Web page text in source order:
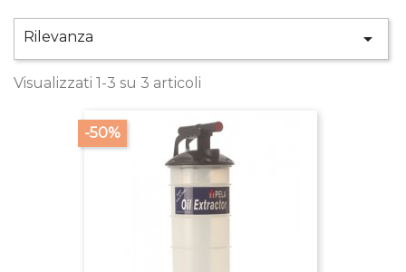
Rilevanza 
Visualizzati 1-3 su 3 articoli
-50%